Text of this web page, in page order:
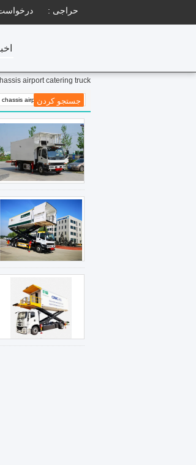
حراجی :
airport catering truck